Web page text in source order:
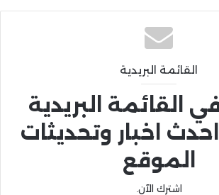
القائمة البريدية
القائمة البريدية
اخبار وتحديثات
الموقع
اشترك الآن.